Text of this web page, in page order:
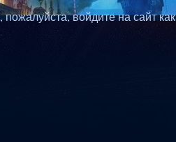
войдите на сайт как